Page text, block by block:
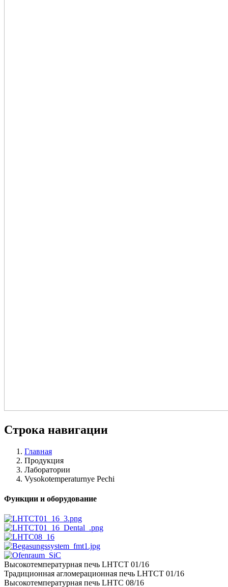
Строка навигации
Главная
Продукция
Лаборатории
Vysokotemperaturnye Pechi
Функции и оборудование
Высокотемпературная печь LHTCT 01/16
Традиционная агломерационная печь LHTCT 01/16
Высокотемпературная печь LHTC 08/16